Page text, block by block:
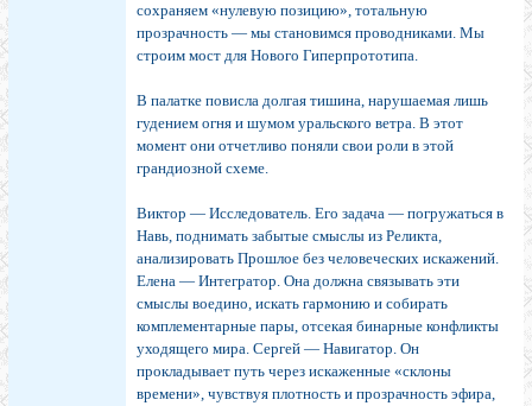
сохраняем «нулевую позицию», тотальную
прозрачность — мы становимся проводниками. Мы
строим мост для Нового Гиперпрототипа.
В палатке повисла долгая тишина, нарушаемая лишь
гудением огня и шумом уральского ветра. В этот
момент они отчетливо поняли свои роли в этой
грандиозной схеме.
Виктор — Исследователь. Его задача — погружаться в
Навь, поднимать забытые смыслы из Реликта,
анализировать Прошлое без человеческих искажений.
Елена — Интегратор. Она должна связывать эти
смыслы воедино, искать гармонию и собирать
комплементарные пары, отсекая бинарные конфликты
уходящего мира. Сергей — Навигатор. Он
прокладывает путь через искаженные «склоны
времени», чувствуя плотность и прозрачность эфира,